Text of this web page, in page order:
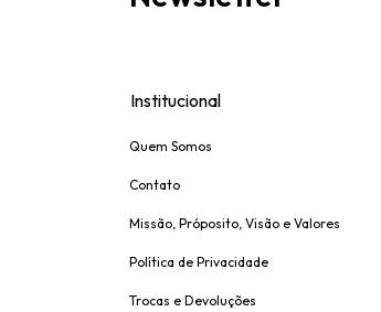
Institucional
Quem Somos
Contato
Missão, Próposito, Visão e Valores
Política de Privacidade
Trocas e Devoluções